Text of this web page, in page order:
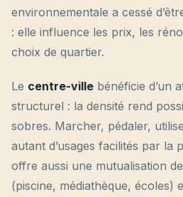
environnementale a cessé
: elle influence les prix, les
choix de quartier.
Le centre-ville bénéficie d’un
structurel : la densité rend
sobres. Marcher, pédaler,
autant d’usages facilités par la
offre aussi une mutualisation
(piscine, médiathèque, écoles)